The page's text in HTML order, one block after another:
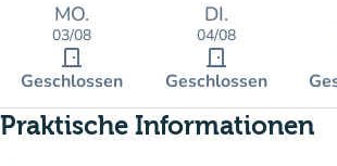
MO.
03/08
door_front
Geschlossen
DI.
04/08
door_front
Geschlossen
Praktische Informationen